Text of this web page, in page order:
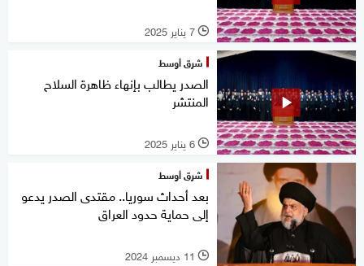
l 7 يناير 2025
شرق أوسط
الصدر يطالب بإنهاء ظاهرة السلاح
المنتشر
l 6 يناير 2025
شرق أوسط
بعد أحداث سوريا.. مقتدى الصدر يدعو
إلى حماية حدود العراق
l 11 ديسمبر 2024